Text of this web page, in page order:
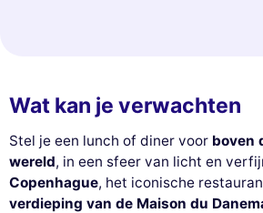
Wat kan je verwachten
Stel je een lunch of diner voor boven
wereld, in een sfeer van licht en
Copenhague, het iconische
verdieping van de Maison du